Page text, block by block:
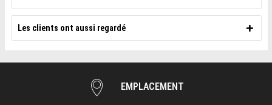
Les clients ont aussi regardé
EMPLACEMENT